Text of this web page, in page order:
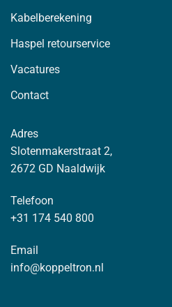
Kabelberekening
Haspel retourservice
Vacatures
Contact
Adres
Slotenmakerstraat 2,
2672 GD Naaldwijk
Telefoon
+31 174 540 800
Email
info@koppeltron.nl